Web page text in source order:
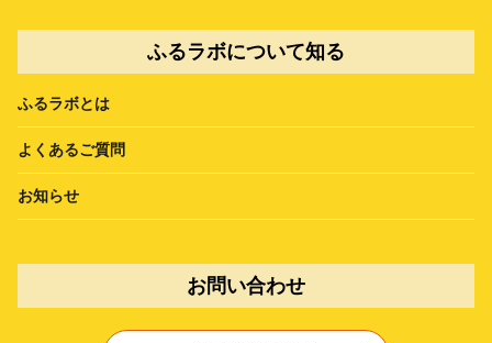
ふるラボについて知る
ふるラボとは
よくあるご質問
お知らせ
お問い合わせ